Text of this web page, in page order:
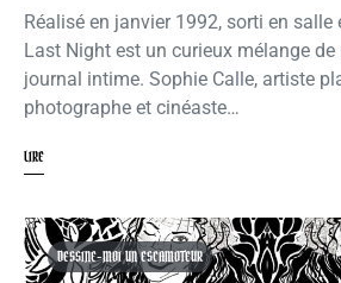
Réalisé en janvier 1992, sorti en salle
Last Night est un curieux mélange de
journal intime. Sophie Calle, artiste
photographe et cinéaste…
LIRE
DESSINE-MOI UN ESCAMOTEUR